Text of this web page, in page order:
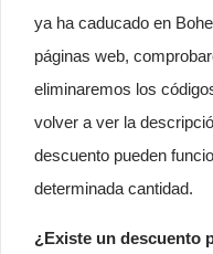
ya ha caducado en
páginas web,
eliminaremos los
volver a ver la
descuento pueden
determinada cantidad.
¿Existe un descuento